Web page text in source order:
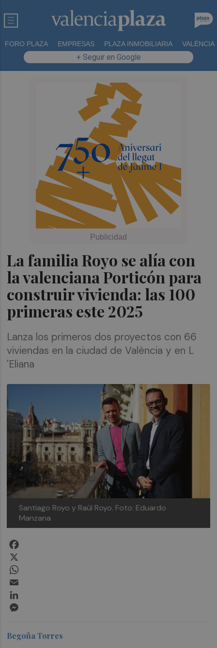
FORO PLAZA EMPRESAS PLAZA INMOBILIARIA VALÈNCIA
+ Seguir en Google
La familia Royo se alía con
la valenciana Porticón para
construir vivienda: las 100
primeras este 2025
Lanza los primeros dos proyectos con 66
viviendas en la ciudad de València y en L
'Eliana
Santiago Royo y Raúl Royo. Foto: Eduardo
Manzana
Begoña Torres